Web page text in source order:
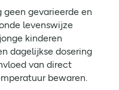
geen gevarieerde en
levenswijze
kinderen
dagelijkse dosering
van direct
bewaren.